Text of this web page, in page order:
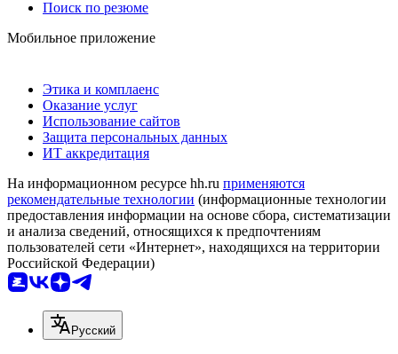
Поиск по резюме
Мобильное приложение
Этика и комплаенс
Оказание услуг
Использование сайтов
Защита персональных данных
ИТ аккредитация
На информационном ресурсе hh.ru применяются
рекомендательные технологии (информационные технологии
предоставления информации на основе сбора, систематизации
и анализа сведений, относящихся к предпочтениям
пользователей сети «Интернет», находящихся на территории
Российской Федерации)
Русский